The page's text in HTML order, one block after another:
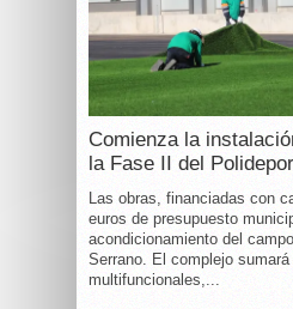
Comienza la
la Fase II del
Las obras, financiadas con
euros de presupuesto
acondicionamiento del
Serrano. El complejo
multifuncionales,...